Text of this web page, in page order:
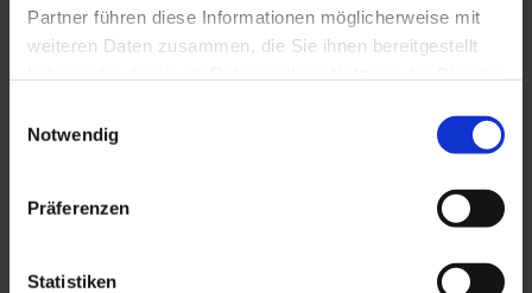
Partner führen diese Informationen möglicherweise mit
weiteren Daten zusammen, die Sie ihnen bereitgestellt
Notwendig
Präferenzen
Statistiken
your risk through price hedging. Speak to us first.